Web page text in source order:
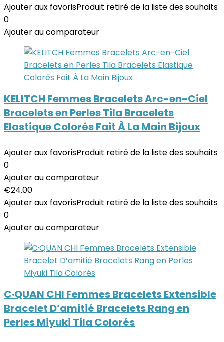
Ajouter aux favorisProduit retiré de la liste des souhaits
0
Ajouter au comparateur
KELITCH Femmes Bracelets Arc-en-Ciel
Bracelets en Perles Tila Bracelets
Elastique Colorés Fait À La Main Bijoux
Ajouter aux favorisProduit retiré de la liste des souhaits
0
Ajouter au comparateur
€24.00
Ajouter aux favorisProduit retiré de la liste des souhaits
0
Ajouter au comparateur
C·QUAN CHI Femmes Bracelets Extensible
Bracelet D’amitié Bracelets Rang en
Perles Miyuki Tila Colorés